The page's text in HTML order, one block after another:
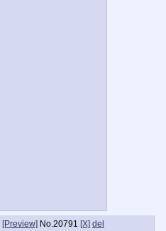
[Preview] No.20791 [X] del